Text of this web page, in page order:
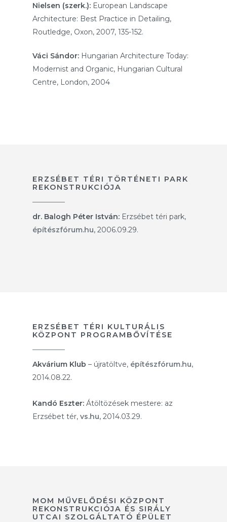
Nielsen (szerk.): European Landscape
Architecture: Best Practice in Detailing,
Routledge, Oxon, 2007, 135-152.
Váci Sándor: Hungarian Architecture Today:
Modernist and Organic, Hungarian Cultural
Centre, London, 2004
ERZSÉBET TÉRI TÖRTÉNETI PARK
REKONSTRUKCIÓJA
dr. Balogh Péter István: Erzsébet téri park,
építészfórum.hu, 2006.09.29.
ERZSÉBET TÉRI KULTURÁLIS
KÖZPONT PROGRAMBŐVÍTÉSE
Akvárium Klub – újratöltve, építészfórum.hu,
2014.08.22.
Kandó Eszter: Átöltözések mestere: az
Erzsébet tér,vs.hu, 2014.03.29.
MOM MŰVELŐDÉSI KÖZPONT
REKONSTRUKCIÓJA ÉS SIRÁLY
UTCAI SZOLGÁLTATÓ ÉPÜLET